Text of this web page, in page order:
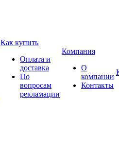
Как купить
Оплата и
доставка
По
вопросам
рекламации
Компания
О
компании
Контакты